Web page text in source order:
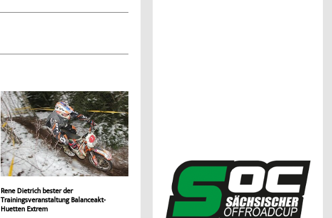
Rene Dietrich bester der
Trainingsveranstaltung Balanceakt-
Huetten Extrem